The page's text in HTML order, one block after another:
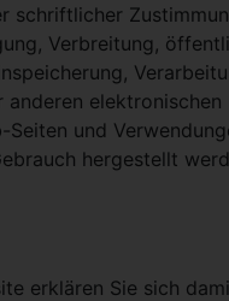
schriftlicher
Verbreitung,
Seiten und
hergestellt
erklären Sie sich